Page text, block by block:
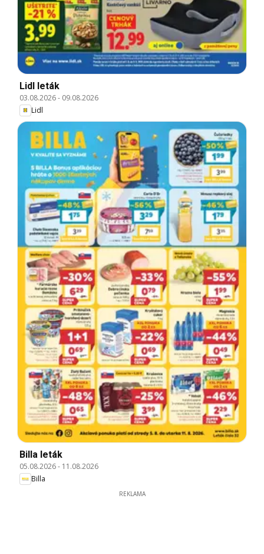
Lidl leták
03.08.2026- 09.08.2026
Lidl
Billa leták
05.08.2026- 11.08.2026
Billa
REKLAMA